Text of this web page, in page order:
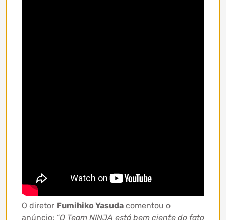
O diretor Fumihiko Yasuda comentou o
anúncio: “O Team NINJA está bem ciente do fato